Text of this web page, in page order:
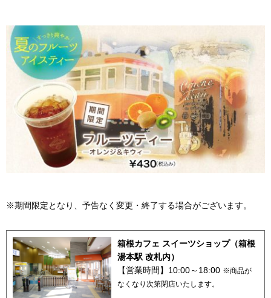
※期間限定となり、予告なく変更・終了する場合がございます。
箱根カフェ スイーツショップ（箱根
湯本駅 改札内）
【営業時間】10:00～18:00 ※商品が
なくなり次第閉店いたします。